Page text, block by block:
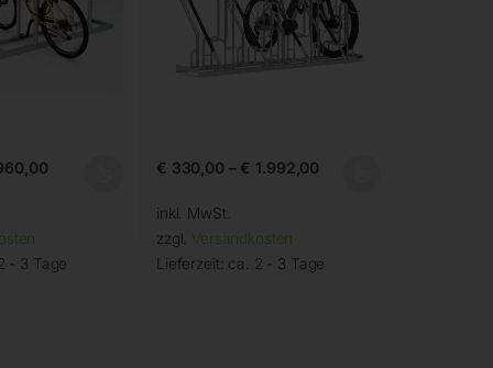
- 3 Tage
€ 330,00 – € 1.992,00
inkl. MwSt.
zzgl. Versandkosten
Lieferzeit: ca. 2 - 3 Tage